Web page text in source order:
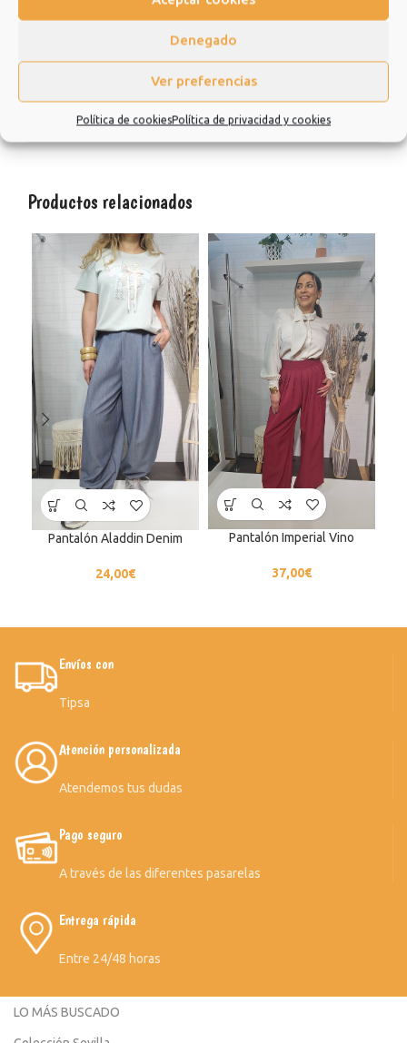
Denegado
Ver preferencias
Política de cookiesPolítica de privacidad y cookies
Información adicional
Valoraciones (0)
Productos relacionados
Pantalón Aladdin Denim
24,00€
Pantalón Imperial Vino
37,00€
Envíos con
Tipsa
Atención personalizada
Atendemos tus dudas
Pago seguro
A través de las diferentes pasarelas
Entrega rápida
Entre 24/48 horas
LO MÁS BUSCADO